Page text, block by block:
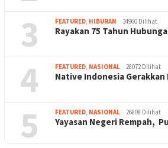
3 FEATURED, HIBURAN 34960 Dilihat
Rayakan 75 Tahun
4 FEATURED, NASIONAL 28072 Dilihat
Native Indonesia
5 FEATURED, NASIONAL 26808 Dilihat
Yayasan Negeri Rempah,